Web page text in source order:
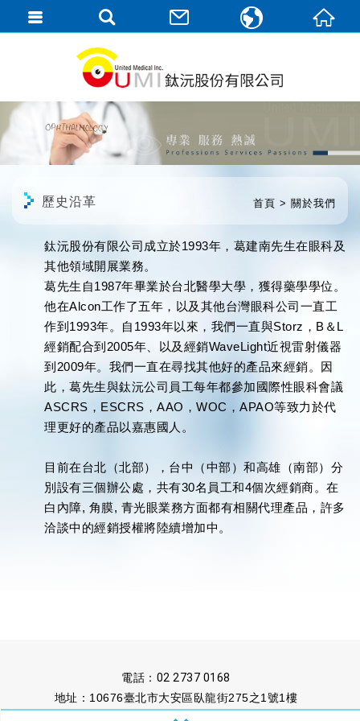
首頁 關於我們
歷史沿革
鈦沅股份有限公司成立於1993年， 葛建南先生在眼科及
其他領域開展業務。
葛先生自1987年畢業於台北醫學大學，獲得藥學學位。
他在Alcon工作了五年，以及其他台灣眼科公司一直工
作到 1993年。自 1993年以來，我們一直與Storz ， B ＆ L
經銷配合到 2005年、 以及經銷WaveLight近視雷射儀器
到 2009年。 我們一直在尋找其他好的產品來經銷。
因
此，葛先生與鈦沅公司員工每年都參加國際性眼科會議
ASCRS ， ESCRS ， AAO ， WOC ， APAO等致力於代
理更好的產品以嘉惠國人。
目前在台北（北部），台中（中部）和高雄（南部）分
別設有三個辦公處，共有30名員工和4個次經銷商。 在
白內障, 角膜, 青光眼業務方面都有相關代理產品 ， 許多
洽談中的經銷授權將陸續增加中。
電話： 02 2737 0168
地址：10676臺北市大安區臥龍街275之1號1樓
信箱：untaipei@ms13.hinet.net
English